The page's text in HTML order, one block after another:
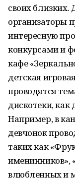
своих
организаторы
интересную
конкурсами и
кафе
детская
проводятся
дискотеки, как
Например, в
девчонок
таких как
именинников»,
влюбленных и